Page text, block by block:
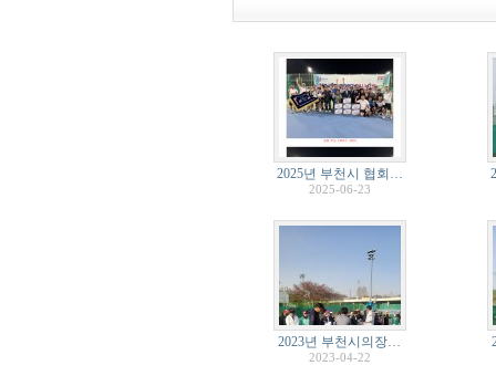
2025년 부천시 협회…
2025-06-23
2023년 부천시의장…
2023-04-22